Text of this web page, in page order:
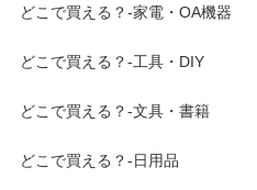
どこで買える？-家電・OA機器
どこで買える？-工具・DIY
どこで買える？-文具・書籍
どこで買える？-日用品